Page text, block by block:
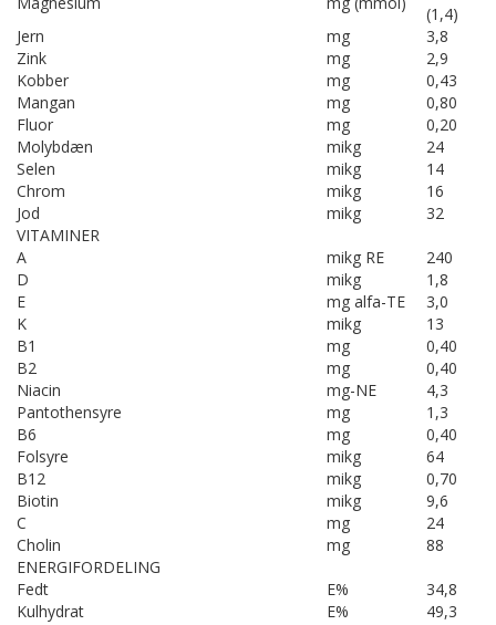
(1,4)
Jern
mg
3,8
Zink
mg
2,9
Kobber
mg
0,43
Mangan
mg
0,80
Fluor
mg
0,20
Molybdæn
mikg
24
Selen
mikg
14
Chrom
mikg
16
Jod
mikg
32
VITAMINER
A
mikg RE
240
D
mikg
1,8
E
mg alfa-TE
3,0
K
mikg
13
B1
mg
0,40
B2
mg
0,40
Niacin
mg-NE
4,3
Pantothensyre
mg
1,3
B6
mg
0,40
Folsyre
mikg
64
B12
mikg
0,70
Biotin
mikg
9,6
C
mg
24
Cholin
mg
88
ENERGIFORDELING
Fedt
E%
34,8
Kulhydrat
E%
49,3